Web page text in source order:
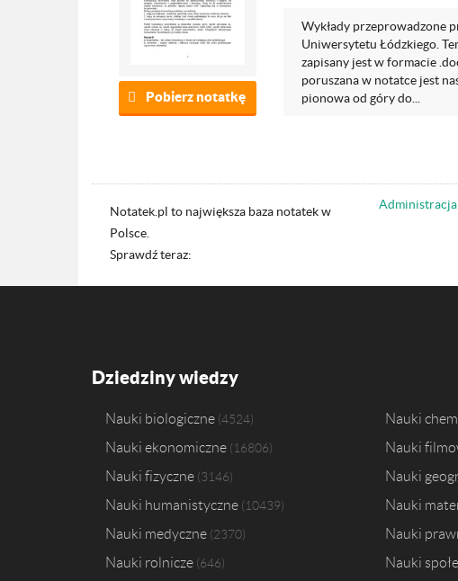
Pobierz notatkę
Wykłady przeprowadzone
Uniwersytetu Łódzkiego.
zapisany jest w formacie
poruszana w notatce jest
pionowa od góry do...
Notatek.pl to największa baza notatek w
Polsce.
Sprawdź teraz:
Dziedziny wiedzy
Nauki biologiczne 4524 Nauki
Nauki ekonomiczne 16806 Nauki
Nauki fizyczne 3146 Nauki
Nauki humanistyczne 10439 Nauki
Nauki medyczne 2370 Nauki
Nauki rolnicze 646 Nauki